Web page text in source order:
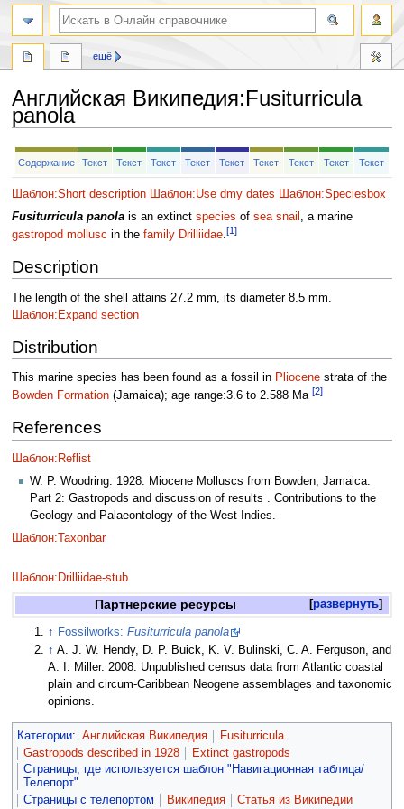
Английская Википедия:Fusiturricula
panola
Перейти
Перейти
Содержание Текст Текст Текст Текст Текст Текст Текст Текст Текст
Шаблон:Short description Шаблон:Use dmy dates
Шаблон:Speciesbox
Fusiturricula panolais an extinct species of sea snail , a marine
gastropod mollusc in the family Drilliidae.[1]
Description
The length of the shell attains 27.2 mm, its diameter 8.5 mm.
Шаблон:Expand section
Distribution
This marine species has been found as a fossil in Pliocenestrata of the
Bowden Formation(Jamaica); age range:3.6 to 2.588 Ma [2]
References
Шаблон:Reflist
W. P. Woodring. 1928. Miocene Molluscs from Bowden, Jamaica.
Part 2: Gastropods and discussion of results . Contributions to the
Geology and Palaeontology of the West Indies.
Шаблон:Taxonbar
Шаблон:Drilliidae-stub
развернуть
Партнерские ресурсы
↑ Fossilworks:Fusiturricula panola
↑ A. J. W. Hendy, D. P. Buick, K. V. Bulinski, C. A. Ferguson, and
A. I. Miller. 2008. Unpublished census data from Atlantic coastal
plain and circum-Caribbean Neogene assemblages and taxonomic
opinions.
Категории: Английская Википедия
Fusiturricula
Gastropods described in 1928
Extinct gastropods
Страницы, где используется шаблон "Навигационная таблица/
Телепорт"
Страницы с телепортом
Википедия Статья из Википедии
ещё